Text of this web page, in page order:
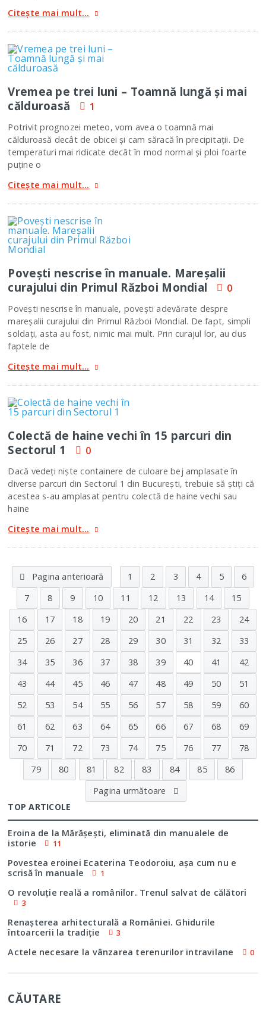
Citește mai mult...
Vremea pe trei luni – Toamnă lungă şi mai
călduroasă
1
Potrivit prognozei meteo, vom avea o toamnă mai
călduroasă decât de obicei şi cam săracă în precipitaţii. De
temperaturi mai ridicate decât în mod normal şi ploi foarte
puţine o
Citește mai mult...
Poveşti nescrise în manuale. Mareşalii
curajului din Primul Război Mondial
0
Poveşti nescrise în manuale, poveşti adevărate despre
mareşalii curajului din Primul Război Mondial. De fapt, simpli
soldaţi, asta au fost, nimic mai mult. Prin curajul lor, au dus
faptele de
Citește mai mult...
Colectă de haine vechi în 15 parcuri din
Sectorul 1
0
Dacă vedeţi nişte containere de culoare bej amplasate în
diverse parcuri din Sectorul 1 din Bucureşti, trebuie să ştiţi că
acestea s-au amplasat pentru colectă de haine vechi sau
haine
Citește mai mult...
Pagina anterioară 1 2 3 4 5
6
7
8 9 10 11 12 13 14
15
16
17 18 19 20 21 22 23
24
25
26 27 28 29 30 31 32
33
34
35 36 37 38 39 40 41
42
43
44 45 46 47 48 49 50
51
52
53 54 55 56 57 58 59
60
61
62 63 64 65 66 67 68
69
70
71 72 73 74 75 76 77
78
79
80 81 82 83 84 85
86
Pagina următoare
TOP ARTICOLE
Eroina de la Mărăşeşti, eliminată din manualele de
istorie
11
Povestea eroinei Ecaterina Teodoroiu, aşa cum nu e
scrisă în manuale
1
O revoluţie reală a românilor. Trenul salvat de călători
3
Renaşterea arhitecturală a României. Ghidurile
întoarcerii la tradiţie
3
Actele necesare la vânzarea terenurilor intravilane 0
CĂUTARE